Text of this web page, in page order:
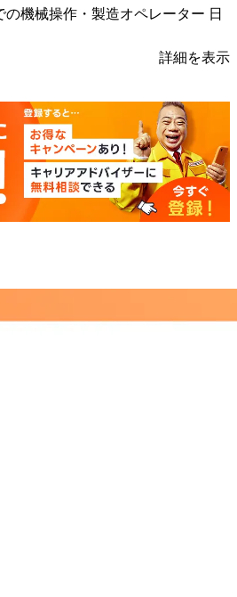
の機械操作・製造オペレーター 日
詳細を表示